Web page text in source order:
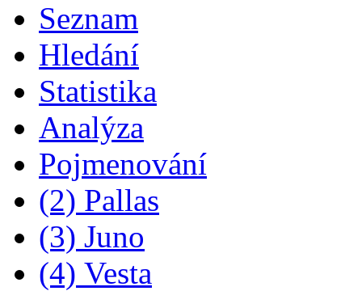
Seznam
Hledání
Statistika
Analýza
Pojmenování
(2) Pallas
(3) Juno
(4) Vesta